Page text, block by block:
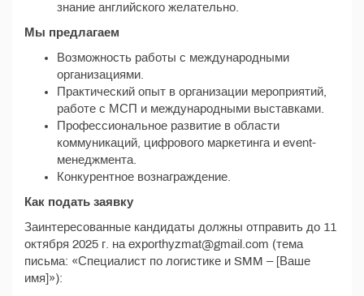
знание английского желательно.
Мы предлагаем
Возможность работы с международными
организациями.
Практический опыт в организации мероприятий,
работе с МСП и международными выставками.
Профессиональное развитие в области
коммуникаций, цифрового маркетинга и event-
менеджмента.
Конкурентное вознаграждение.
Как подать заявку
Заинтересованные кандидаты должны отправить до 11
октября 2025 г. на exporthyzmat@gmail.com (тема
письма: «Специалист по логистике и SMM – [Ваше
имя]»):